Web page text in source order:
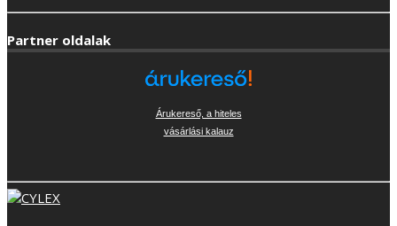
Partner oldalak
Árukereső, a hiteles
vásárlási kalauz